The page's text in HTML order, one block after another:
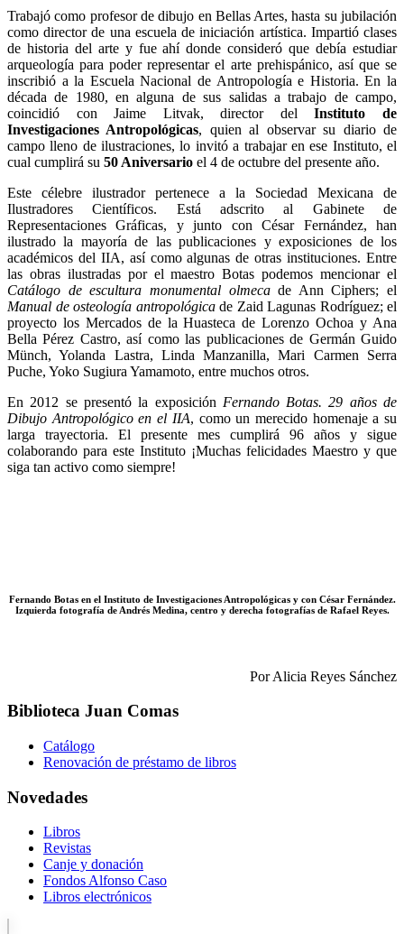
Trabajó como profesor de dibujo en Bellas Artes, hasta su jubilación
como director de una escuela de iniciación artística. Impartió clases
de historia del arte y fue ahí donde consideró que debía estudiar
arqueología para poder representar el arte prehispánico, así que se
inscribió a la Escuela Nacional de Antropología e Historia. En la
década de 1980, en alguna de sus salidas a trabajo de campo,
coincidió con Jaime Litvak, director delInstituto de
Investigaciones Antropológicas, quien al observar su diario de
campo lleno de ilustraciones, lo invitó a trabajar en ese Instituto, el
cual cumplirá su 50 Aniversario el 4 de octubre del presente año.
Este célebre ilustrador pertenece a la Sociedad Mexicana de
Ilustradores Científicos. Está adscrito al Gabinete de
Representaciones Gráficas, y junto con César Fernández, han
ilustrado la mayoría de las publicaciones y exposiciones de los
académicos del IIA, así como algunas de otras instituciones. Entre
las obras ilustradas por el maestro Botas podemos mencionar el
Catálogo de escultura monumental olmecade Ann Ciphers; el
Manual de osteología antropológicade Zaid Lagunas Rodríguez; el
proyecto los Mercados de la Huasteca de Lorenzo Ochoa y Ana
Bella Pérez Castro, así como las publicaciones de Germán Guido
Münch, Yolanda Lastra, Linda Manzanilla, Mari Carmen Serra
Puche, Yoko Sugiura Yamamoto, entre muchos otros.
En 2012 se presentó la exposición Fernando Botas. 29 años de
Dibujo Antropológico en el IIA, como un merecido homenaje a su
larga trayectoria. El presente mes cumplirá 96 años y sigue
colaborando para este Instituto ¡Muchas felicidades Maestro y que
siga tan activo como siempre!
Fernando Botas en el Instituto de Investigaciones Antropológicas y con César Fernández.
Izquierda fotografía de Andrés Medina, centro y derecha fotografías de Rafael Reyes.
Por Alicia Reyes Sánchez
Biblioteca Juan Comas
Catálogo
Renovación de préstamo de libros
Novedades
Libros
Revistas
Canje y donación
Fondos Alfonso Caso
Libros electrónicos